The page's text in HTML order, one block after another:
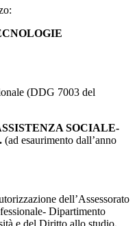
(DDG 7003 del
SOCIALE-
(ad esaurimento dall’anno
dell’Assessorato
Dipartimento